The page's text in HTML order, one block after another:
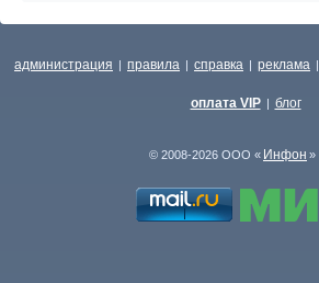
администрация | правила | справка | реклама |
оплата VIP | блог
© 2008-2026 ООО « Инфон »